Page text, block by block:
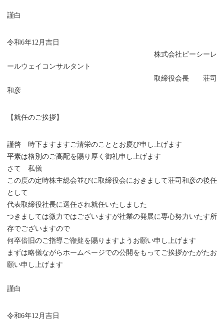
謹白
令和6年12月吉日
株式会社ピーシーレ
ールウェイコンサルタント
取締役会長 荘司
和彦
【就任のご挨拶】
謹啓 時下ますますご清栄のこととお慶び申し上げます
平素は格別のご高配を賜り厚く御礼申し上げます
さて 私儀
この度の定時株主総会並びに取締役会におきまして荘司和彦の後任
として
代表取締役社長に選任され就任いたしました
つきましては微力ではございますが社業の発展に専心努力いたす所
存でございますので
何卒倍旧のご指導ご鞭撻を賜りますようお願い申し上げます
まずは略儀ながらホームページでの公開をもってご挨拶かたがたお
願い申し上げます
謹白
令和6年12月吉日